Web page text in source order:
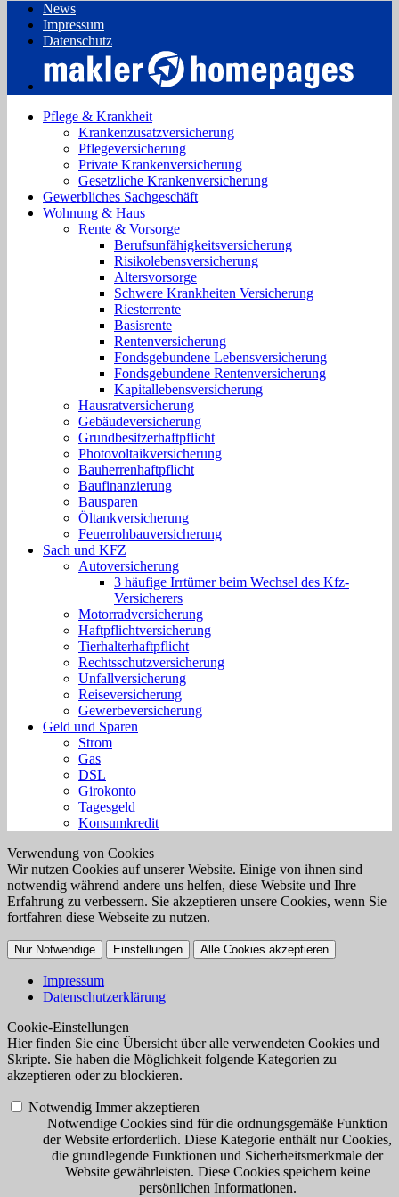
News
Impressum
Datenschutz
Pflege & Krankheit
Krankenzusatzversicherung
Pflegeversicherung
Private Krankenversicherung
Gesetzliche Krankenversicherung
Gewerbliches Sachgeschäft
Wohnung & Haus
Rente & Vorsorge
Berufs­unfähigkeitsversicherung
Risikolebensversicherung
Altersvorsorge
Schwere Krankheiten Versicherung
Riesterrente
Basisrente
Rentenversicherung
Fondsgebundene Lebensversicherung
Fondsgebundene Rentenversicherung
Kapitallebensversicherung
Hausratversicherung
Gebäudeversicherung
Grundbesitzerhaftpflicht
Photovoltaikversicherung
Bauherrenhaftpflicht
Baufinanzierung
Bausparen
Öltankversicherung
Feuerrohbauversicherung
Sach und KFZ
Autoversicherung
3 häufige Irrtümer beim Wechsel des Kfz-
Versicherers
Motorradversicherung
Haftpflichtversicherung
Tierhalterhaftpflicht
Rechtsschutzversicherung
Unfallversicherung
Reiseversicherung
Gewerbeversicherung
Geld und Sparen
Strom
Gas
DSL
Girokonto
Tagesgeld
Konsumkredit
Verwendung von Cookies
Wir nutzen Cookies auf unserer Website. Einige von ihnen sind
notwendig während andere uns helfen, diese Website und Ihre
Erfahrung zu verbessern. Sie akzeptieren unsere Cookies, wenn Sie
fortfahren diese Webseite zu nutzen.
Nur Notwendige Einstellungen Alle Cookies akzeptieren
Impressum
Datenschutzerklärung
Cookie-Einstellungen
Hier finden Sie eine Übersicht über alle verwendeten Cookies und
Skripte. Sie haben die Möglichkeit folgende Kategorien zu
akzeptieren oder zu blockieren.
Notwendig Immer akzeptieren
Notwendige Cookies sind für die ordnungsgemäße Funktion
der Website erforderlich. Diese Kategorie enthält nur Cookies,
die grundlegende Funktionen und Sicherheitsmerkmale der
Website gewährleisten. Diese Cookies speichern keine
persönlichen Informationen.